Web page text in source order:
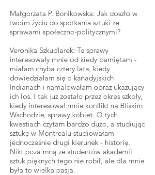
Małgorzata P. Bonikowska: Jak doszło w
twoim życiu do spotkania sztuki ze
sprawami społeczno-politycznymi?
Veronika Szkudlarek: Te sprawy
interesowały mnie od kiedy pamiętam -
miałam chyba cztery lata, kiedy
dowiedziałam się o kanadyjskich
Indianach i namalowałam obraz ukazujący
ich los. I tak już zostało przez okres szkoły,
kiedy interesował mnie konflikt na Bliskim
Wschodzie, sprawy kobiet. O tych
kwestiach czytam bardzo dużo, a studiując
sztukę w Montrealu studiowałam
jednocześnie drugi kierunek - historię.
Nikt poza mną ze studentów akademii
sztuk pięknych tego nie robił, ale dla mnie
była to wielka pasja.